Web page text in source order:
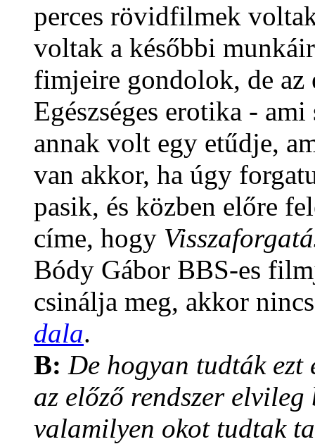
perces rövidfilmek
voltak a későbbi
fimjeire gondolok, de
Egészséges erotika -
annak volt egy etűdje,
van akkor, ha úgy
pasik, és közben előre
címe, hogy
Bódy Gábor BBS-es
csinálja meg, akkor
dala.
B: De hogyan tudták
az előző rendszer
valamilyen okot tudtak